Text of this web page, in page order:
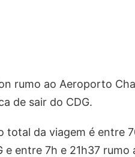
rumo ao Aeroporto
de sair do CDG.
total da viagem é entre
entre 7h e 21h37 rumo